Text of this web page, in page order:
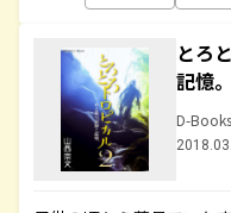
とろ
記憶
D-Books